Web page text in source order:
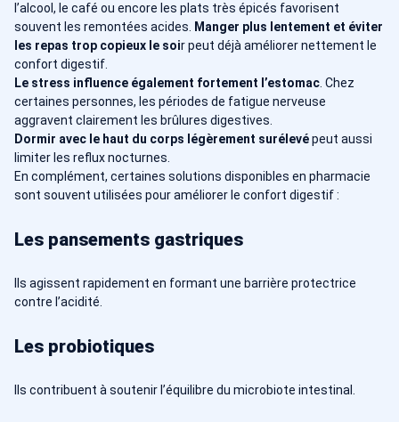
l’alcool, le café ou encore les plats très épicés favorisent
souvent les remontées acides.
Manger plus lentement et éviter
les repas trop copieux le soir peut déjà améliorer nettement le
confort digestif.
Le stress influence également fortement l’estomac . Chez
certaines personnes, les périodes de fatigue nerveuse
aggravent clairement les brûlures digestives.
Dormir avec le haut du corps légèrement surélevépeut aussi
limiter les reflux nocturnes.
En complément, certaines solutions disponibles en pharmacie
sont souvent utilisées pour améliorer le confort digestif :
Les pansements gastriques
Ils agissent rapidement en formant une barrière protectrice
contre l’acidité.
Les probiotiques
Ils contribuent à soutenir l’équilibre du microbiote intestinal.